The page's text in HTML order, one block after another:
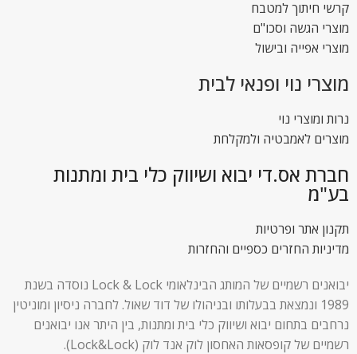
קרשי חיתוך למטבח
מוצרי הגשה וסכו"ם
מוצרי אפייה ובישול
מוצרי נוי ופנאי לבית
נרות ומוצרי נוי
מוצרים לאמבטיה ולמקלחת
חברת אס.די יבוא ושיווק כלי בית ומתנות
בע"מ
תקנון אתר ופרטיות
מדיניות החזרים כספיים והחזרות
יבואנים רשמיים של המותג הבינלאומי Lock & Lock נוסדה בשנת
1989 ונמצאת בבעלותו ובניהולו של דוד שאול. לחברה ניסיון ומוניטין
נרחבים בתחום יבוא ושיווק כלי בית ומתנות, בין היתר אנו יבואנים
רשמיים של קופסאות האחסון לוק אנד לוק (Lock&Lock).